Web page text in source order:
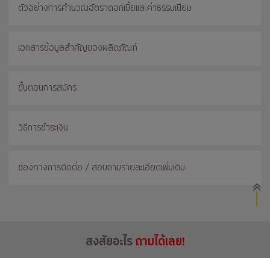
ตัวอย่างการคำนวณอัตราดอกเบี้ยและค่าธรรมเนียม
เอกสารข้อมูลสำคัญของผลิตภัณฑ์
ขั้นตอนการสมัคร
วิธีการชำระเงิน
ช่องทางการติดต่อ / สอบถามรายละเอียดเพิ่มเติม
สงสัยอะไรถามได้เลย!